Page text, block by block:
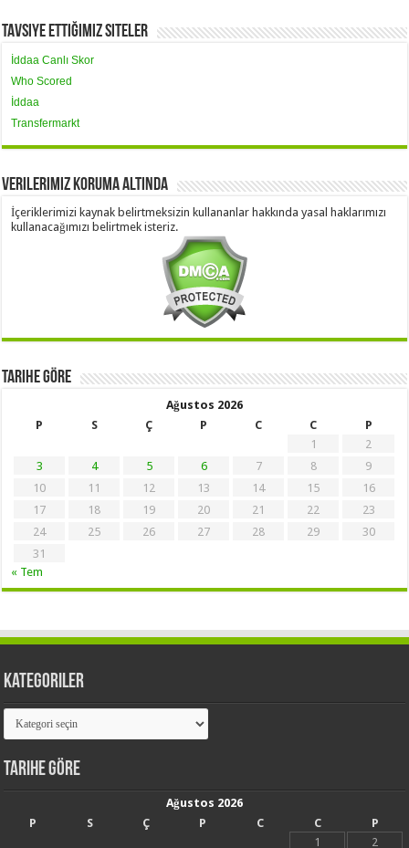
Tavsiye Ettiğimiz Siteler
İddaa Canlı Skor
Who Scored
İddaa
Transfermarkt
Verilerimiz Koruma Altında
İçeriklerimizi kaynak belirtmeksizin kullananlar hakkında yasal haklarımızı
kullanacağımızı belirtmek isteriz.
Tarihe Göre
Ağustos 2026
P
S Ç P C C
P
1
2
3
4 5 6 7 8
9
10
11 12 13 14 15
16
17
18 19 20 21 22
23
24
25 26 27 28 29
30
31
« Tem
Kategoriler
Kategoriler
Tarihe Göre
Ağustos 2026
P
S Ç P C C
P
1
2